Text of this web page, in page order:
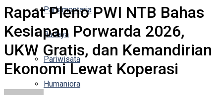
Parlementaria
Budaya
Pariwisata
Humaniora
Rapat Pleno PWI NTB Bahas
Kesiapan Porwarda 2026,
UKW Gratis, dan Kemandirian
Ekonomi Lewat Koperasi